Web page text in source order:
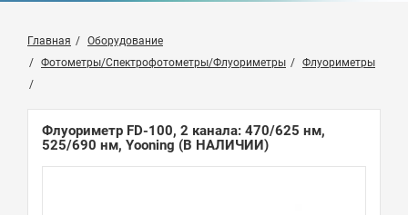
Главная
Оборудование
Фотометры/Спектрофотометры/Флуориметры
Флуориметры
Флуориметр FD-100, 2 канала: 470/625 нм,
525/690 нм, Yooning (В НАЛИЧИИ)